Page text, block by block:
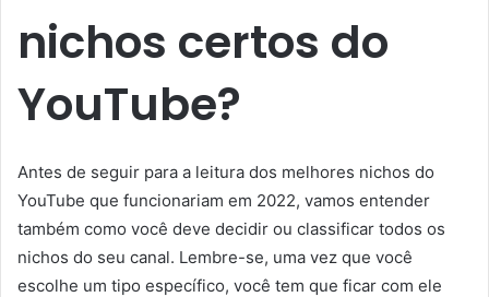
nichos certos do
YouTube?
Antes de seguir para a leitura dos melhores nichos do
YouTube que funcionariam em 2022, vamos entender
também como você deve decidir ou classificar todos os
nichos do seu canal. Lembre-se, uma vez que você
escolhe um tipo específico, você tem que ficar com ele